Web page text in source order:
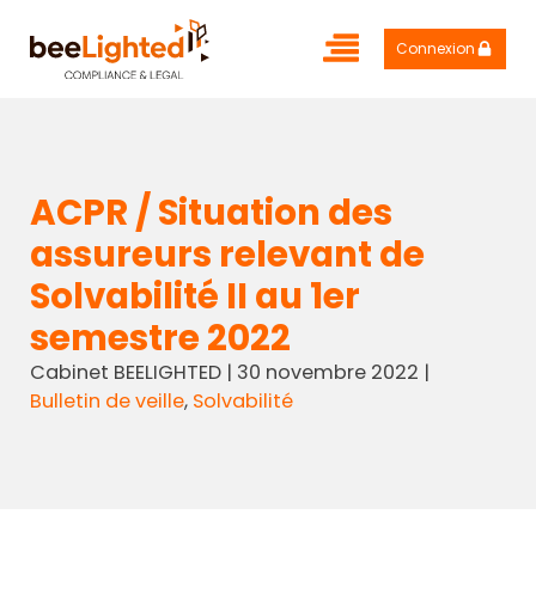
Connexion
ACPR / Situation des
assureurs relevant de
Solvabilité II au 1er
semestre 2022
Cabinet BEELIGHTED| 30 novembre 2022 |
Bulletin de veille, Solvabilité